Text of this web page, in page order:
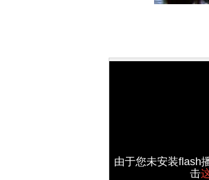
由于您未安装flash
击